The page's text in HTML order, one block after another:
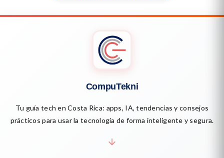
CompuTekni
Tu guía tech en Costa Rica: apps, IA, tendencias y consejos
prácticos para usar la tecnología de forma inteligente y segura.